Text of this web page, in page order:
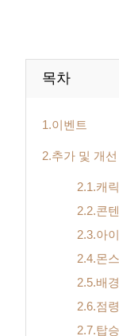
목차
1.이벤트
2.추가 및 개
2.1.캐
2.2.콘
2.3.아
2.4.몬
2.5.배
2.6.점
2.7.탑